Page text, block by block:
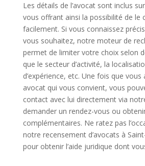
Les détails de l’avocat sont inclus
vous offrant ainsi la possibilité de le
facilement. Si vous connaissez
vous souhaitez, notre moteur de
permet de limiter votre choix selon
que le secteur d’activité, la
d’expérience, etc. Une fois que
avocat qui vous convient, vous
contact avec lui directement via
demander un rendez-vous ou
complémentaires. Ne ratez pas
notre recensement d’avocats à
pour obtenir l’aide juridique dont